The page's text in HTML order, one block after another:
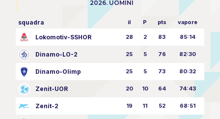
2026. UOMINI
squadra il P pts vapore
Lokomotiv-SSHOR 28 2 83 85:14
Dinamo-LO-2 25 5 76 82:30
Dinamo-Olimp 25 5 73 80:32
Zenit-UOR 20 10 64 74:43
Zenit-2 19 11 52 68:51